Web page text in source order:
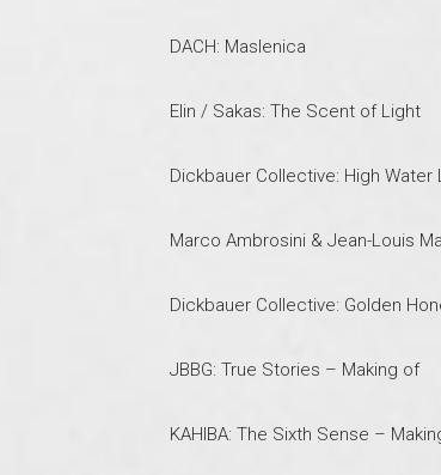
DACH: Maslenica
Elin / Sakas: The Scent of Light
Dickbauer Collective: High Water
Marco Ambrosini & Jean-Louis
Dickbauer Collective: Golden
JBBG: True Stories – Making of
KAHIBA: The Sixth Sense –